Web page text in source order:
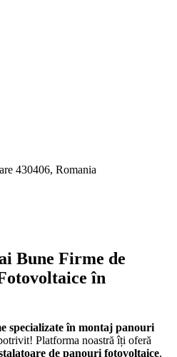
430406, Romania
Bune Firme de
în
specializate în montaj panouri
Platforma noastră îți oferă
de panouri fotovoltaice,